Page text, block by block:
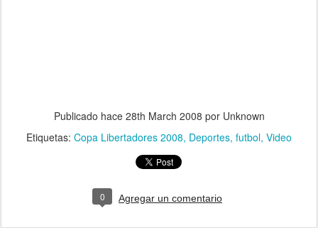
Publicado hace 28th March 2008 por Unknown
Etiquetas: Copa Libertadores 2008 Deportes futbol Video
0 Agregar un comentario